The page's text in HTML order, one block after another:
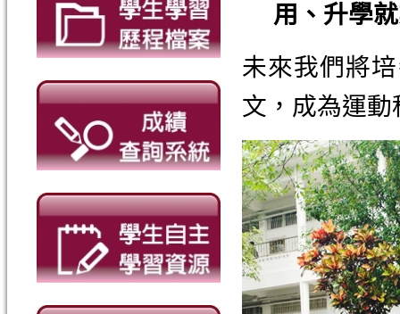
用、升學
未來我們將
文，成為運